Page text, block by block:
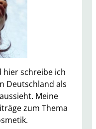
hier schreibe ich
Deutschland als
Meine
zum Thema